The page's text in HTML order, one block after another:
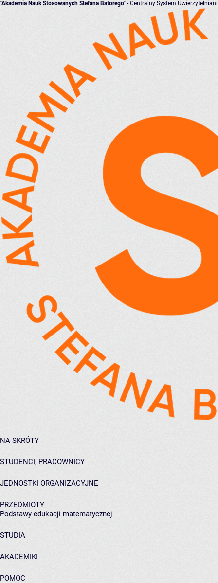
"Akademia Nauk Stosowanych Stefana Batorego" - Centralny System
NA SKRÓTY
STUDENCI, PRACOWNICY
JEDNOSTKI ORGANIZACYJNE
PRZEDMIOTY
Podstawy edukacji matematycznej
STUDIA
AKADEMIKI
POMOC